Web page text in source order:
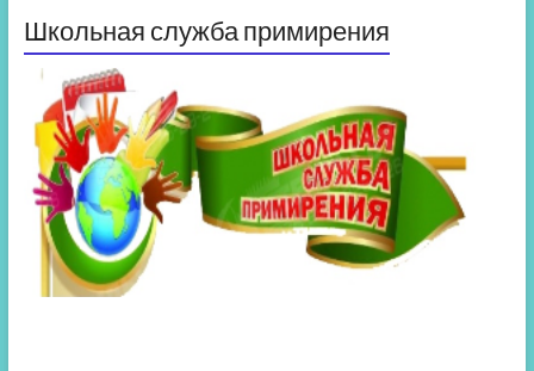
Школьная служба примирения